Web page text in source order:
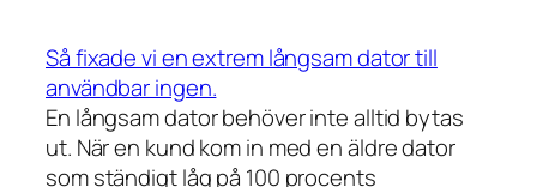
Så fixade vi en extrem långsam dator till
användbar ingen.
En långsam dator behöver inte alltid bytas
ut. När en kund kom in med en äldre dator
som ständigt låg på 100 procents